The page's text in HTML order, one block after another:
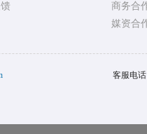
商务合
媒资合
客服电